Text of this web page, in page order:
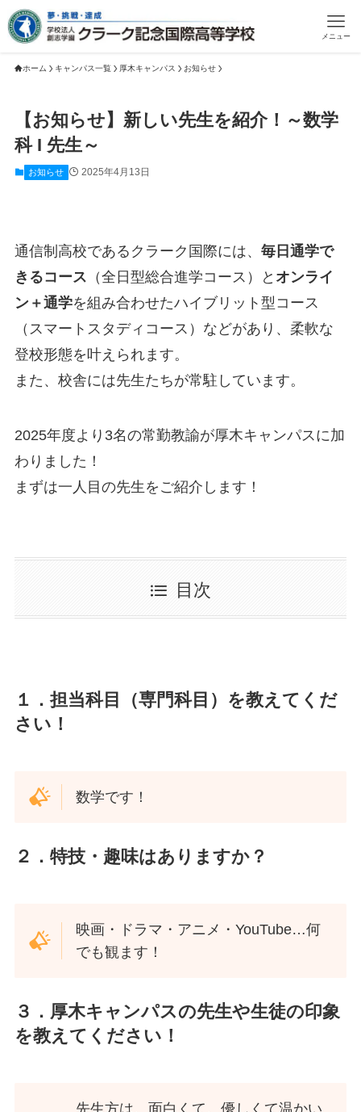
メニュー
ホーム キャンパス一覧 厚木キャンパス お知らせ
【お知らせ】新しい先生を紹介！～数学
科 I 先生～
お知らせ 2025年4月13日
通信制高校であるクラーク国際には、 毎日通学で
きるコース （全日型総合進学コース）と オンライ
ン＋通学を組み合わせたハイブリット型コース
（スマートスタディコース）などがあり、柔軟な
登校形態を叶えられます。
また、校舎には先生たちが常駐しています。
2025年度より3名の常勤教諭が厚木キャンパスに加
わりました！
まずは一人目の先生をご紹介します！
目次
１．担当科目（専門科目）を教えてくだ
さい！
数学です！
２．特技・趣味はありますか？
映画・ドラマ・アニメ・YouTube…何
でも観ます！
３．厚木キャンパスの先生や生徒の印象
を教えてください！
先生方は、面白くて、優しくて温かい